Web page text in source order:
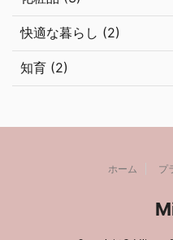
快適な暮らし (2)
知育 (2)
ホーム プ